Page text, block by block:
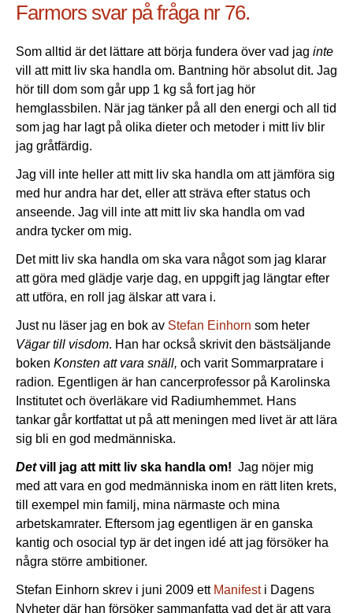
Farmors svar på fråga nr 76.
Som alltid är det lättare att börja fundera över vad jag inte
vill att mitt liv ska handla om. Bantning hör absolut dit. Jag
hör till dom som går upp 1 kg så fort jag hör
hemglassbilen. När jag tänker på all den energi och all tid
som jag har lagt på olika dieter och metoder i mitt liv blir
jag gråtfärdig.
Jag vill inte heller att mitt liv ska handla om att jämföra sig
med hur andra har det, eller att sträva efter status och
anseende. Jag vill inte att mitt liv ska handla om vad
andra tycker om mig.
Det mitt liv ska handla om ska vara något som jag klarar
att göra med glädje varje dag, en uppgift jag längtar efter
att utföra, en roll jag älskar att vara i.
Just nu läser jag en bok av Stefan Einhorn som heter
Vägar till visdom. Han har också skrivit den bästsäljande
boken Konsten att vara snäll, och varit Sommarpratare i
radion. Egentligen är han cancerprofessor på Karolinska
Institutet och överläkare vid Radiumhemmet. Hans
tankar går kortfattat ut på att meningen med livet är att lära
sig bli en god medmänniska.
Detvill jag att mitt liv ska handla om! Jag nöjer mig
med att vara en god medmänniska inom en rätt liten krets,
till exempel min familj, mina närmaste och mina
arbetskamrater. Eftersom jag egentligen är en ganska
kantig och osocial typ är det ingen idé att jag försöker ha
några större ambitioner.
Stefan Einhorn skrev i juni 2009 ett Manifesti Dagens
Nyheter där han försöker sammanfatta vad det är att vara